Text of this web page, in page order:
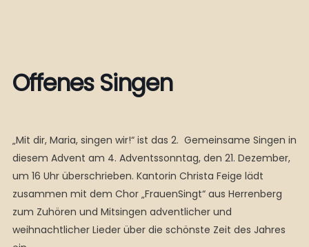
Offenes Singen
„Mit dir, Maria, singen wir!“ ist das 2. Gemeinsame Singen in
diesem Advent am 4. Adventssonntag, den 21. Dezember,
um 16 Uhr überschrieben. Kantorin Christa Feige lädt
zusammen mit dem Chor „FrauenSingt“ aus Herrenberg
zum Zuhören und Mitsingen adventlicher und
weihnachtlicher Lieder über die schönste Zeit des Jahres